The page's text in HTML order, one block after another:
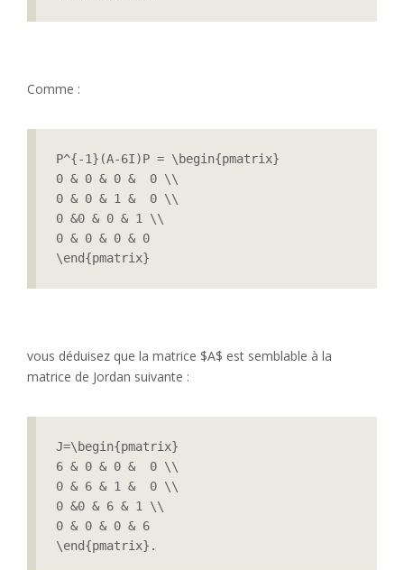
Comme :
P^{-1}(A-6I)P = \begin{pmatrix}
0 & 0 & 0 &  0 \\
0 & 0 & 1 &  0 \\
0 &0 & 0 & 1 \\
0 & 0 & 0 & 0
\end{pmatrix}
vous déduisez que la matrice $A$ est semblable à la
matrice de Jordan suivante :
J=\begin{pmatrix}
6 & 0 & 0 &  0 \\
0 & 6 & 1 &  0 \\
0 &0 & 6 & 1 \\
0 & 0 & 0 & 6
\end{pmatrix}.